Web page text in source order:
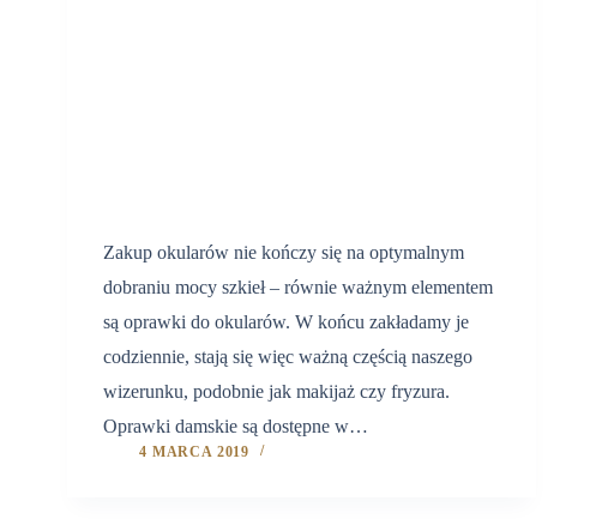
Zakup okularów nie kończy się na optymalnym
dobraniu mocy szkieł – równie ważnym elementem
są oprawki do okularów. W końcu zakładamy je
codziennie, stają się więc ważną częścią naszego
wizerunku, podobnie jak makijaż czy fryzura.
Oprawki damskie są dostępne w…
4 MARCA 2019